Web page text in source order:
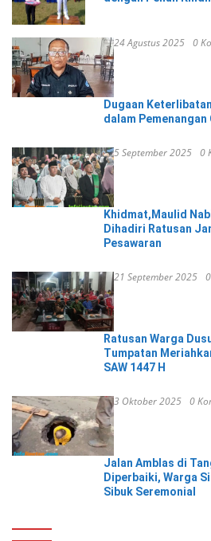
24 Agustus 2025 0
Dugaan
dalam Pemenangan
5 September 2025 0
Khidmat,Maulid
Dihadiri Ratusan
Pesawaran
21 September 2025
Ratusan Warga
Tumpatan
SAW 1447 H
3 Oktober 2025 0
Jalan Amblas di
Diperbaiki, Warga
Sibuk Seremonial